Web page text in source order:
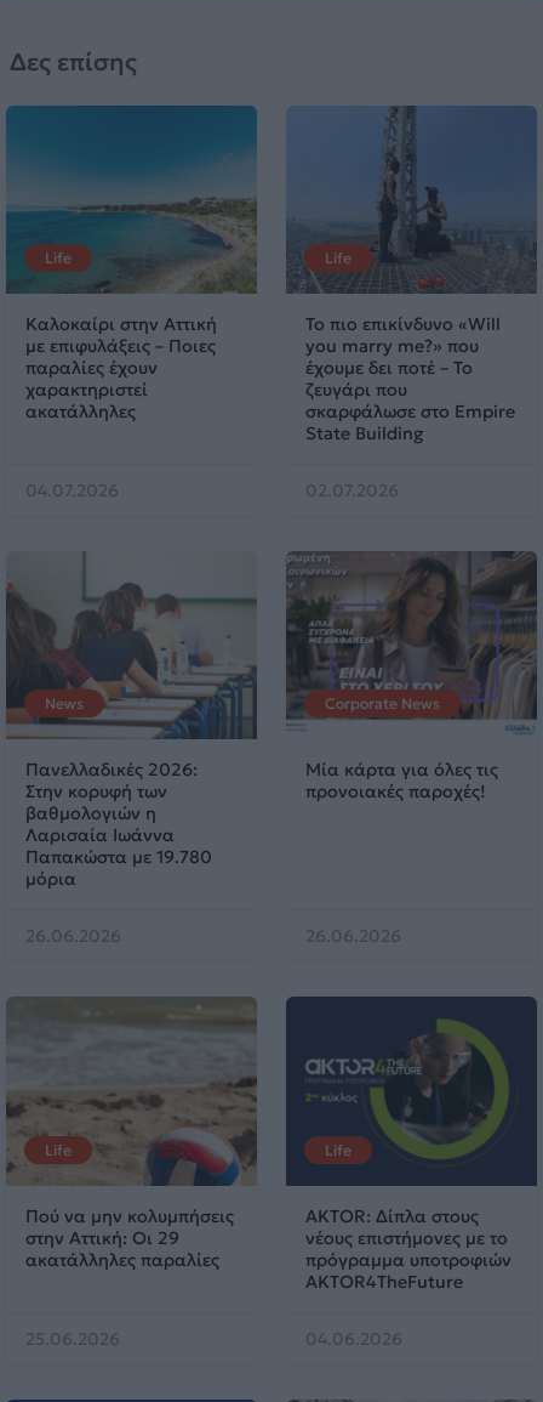
Δες επίσης
Life
Καλοκαίρι στην Αττική
με επιφυλάξεις – Ποιες
παραλίες έχουν
χαρακτηριστεί
ακατάλληλες
04.07.2026
Life
Το πιο επικίνδυνο «Will
you marry me?» που
έχουμε δει ποτέ – Το
ζευγάρι που
σκαρφάλωσε στο Empire
State Building
02.07.2026
News
Πανελλαδικές 2026:
Στην κορυφή των
βαθμολογιών η
Λαρισαία Ιωάννα
Παπακώστα με 19.780
μόρια
26.06.2026
Corporate News
Μία κάρτα για όλες τις
προνοιακές παροχές!
26.06.2026
Life
Πού να μην κολυμπήσεις
στην Αττική: Οι 29
ακατάλληλες παραλίες
25.06.2026
Life
AKTOR: Δίπλα στους
νέους επιστήμονες με το
πρόγραμμα υποτροφιών
AKTOR4TheFuture
04.06.2026